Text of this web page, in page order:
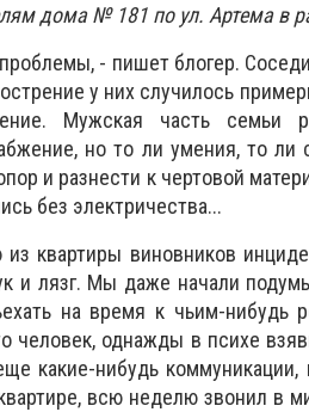
дома № 181 по ул. Артема в
- пишет блогер.
у них случилось
Мужская часть семьи
но то ли умения, то ли
и разнести к чертовой
без электричества...
квартиры виновников
и лязг. Мы даже начали
на время к чьим-нибудь
человек, однажды в психе
какие-нибудь
всю неделю звонил в